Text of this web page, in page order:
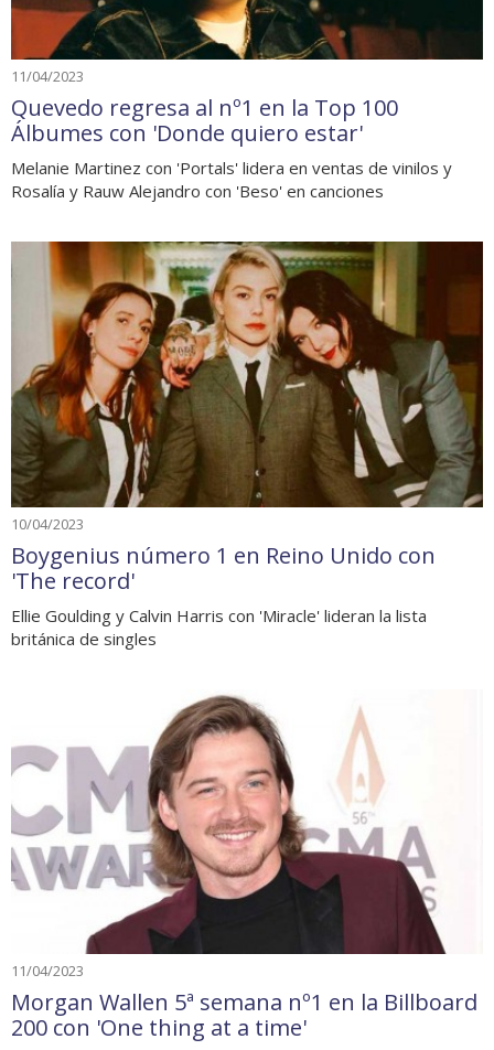
11/04/2023
Quevedo regresa al nº1 en la Top 100
Álbumes con 'Donde quiero estar'
Melanie Martinez con 'Portals' lidera en ventas de vinilos y
Rosalía y Rauw Alejandro con 'Beso' en canciones
10/04/2023
Boygenius número 1 en Reino Unido con
'The record'
Ellie Goulding y Calvin Harris con 'Miracle' lideran la lista
británica de singles
11/04/2023
Morgan Wallen 5ª semana nº1 en la Billboard
200 con 'One thing at a time'